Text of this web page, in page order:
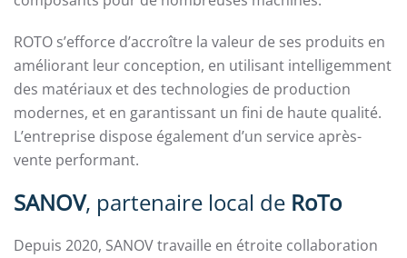
ROTO s’efforce d’accroître la valeur de ses produits en
améliorant leur conception, en utilisant intelligemment
des matériaux et des technologies de production
modernes, et en garantissant un fini de haute qualité.
L’entreprise dispose également d’un service après-
vente performant.
SANOV, partenaire local de RoTo
Depuis 2020, SANOV travaille en étroite collaboration